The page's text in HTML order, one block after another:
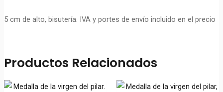
5 cm de alto, bisutería. IVA y portes de envío incluido en el precio
Productos Relacionados